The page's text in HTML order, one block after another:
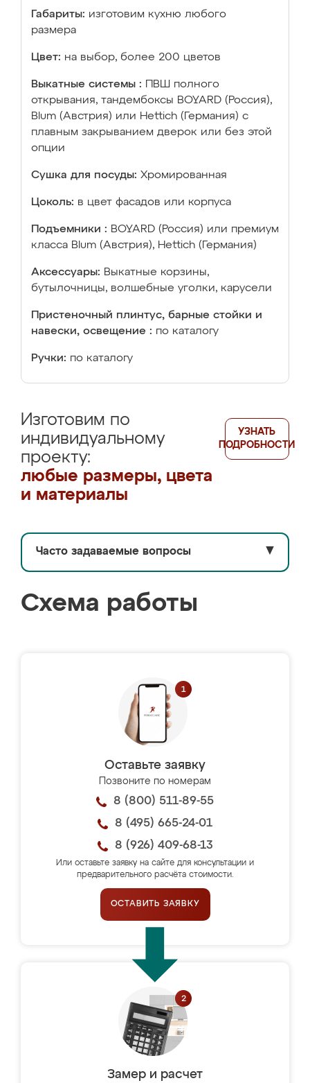
Габариты: изготовим кухню любого
размера
Цвет: на выбор, более 200 цветов
Выкатные системы :
ПВШ полного
открывания, тандембоксы BOYARD (Россия),
Blum (Австрия) или Hettich (Германия) с
плавным закрыванием дверок или без этой
опции
Сушка для посуды: Хромированная
Цоколь: в цвет фасадов или корпуса
Подъемники : BOYARD (Россия) или премиум
класса Blum (Австрия), Hettich (Германия)
Аксессуары: Выкатные корзины,
бутылочницы, волшебные уголки, карусели
Пристеночный плинтус, барные стойки и
навески, освещение : по каталогу
Ручки: по каталогу
Изготовим по
индивидуальному
проекту:
любые размеры, цвета
и материалы
УЗНАТЬ
ПОДРОБНОСТИ
Часто задаваемые вопросы ▼
Схема работы
Оставьте заявку
Позвоните по номерам
8 (800) 511-89-55
8 (495) 665-24-01
8 (926) 409-68-13
Или оставьте заявку на сайте для консультации и
предварительного расчёта стоимости.
ОСТАВИТЬ ЗАЯВКУ
Замер и расчет